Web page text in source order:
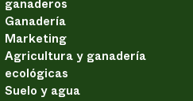
ganaderos
Ganadería
Marketing
Agricultura y ganadería
ecológicas
Suelo y agua